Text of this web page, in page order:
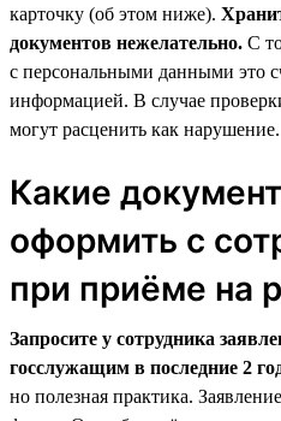
карточку (об этом ниже).
документов нежелательно. С
с персональными данными это
информацией. В случае
могут расценить как нарушение.
Какие
оформить с
при приёме на
Запросите у сотрудника
госслужащим в последние 2
но полезная практика.